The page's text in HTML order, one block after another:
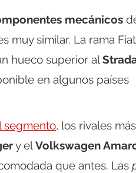
mecánicos
muy similar. La rama Fiat
hueco superior al
en algunos países
segmento, los rivales más
y elVolkswagen
que antes. Las